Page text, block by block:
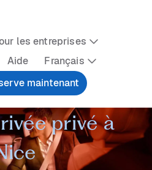
les entreprises
Aide
Français
maintenant
privé à